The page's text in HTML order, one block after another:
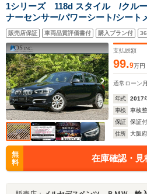
1シリーズ 118d スタイル /クルー
ナーセンサー/パワーシート/シート
メラ/純正ナビ/電動格納ミラー/CD/
ッドライト/レーンキープアシスト/
販売店保証 車両品質評価書付 購入プラン付
支払総額
99.9万円
通常ローン
年式 2017
車検
車検
保証
保証付
住所
大阪
無
料
在庫確認・見